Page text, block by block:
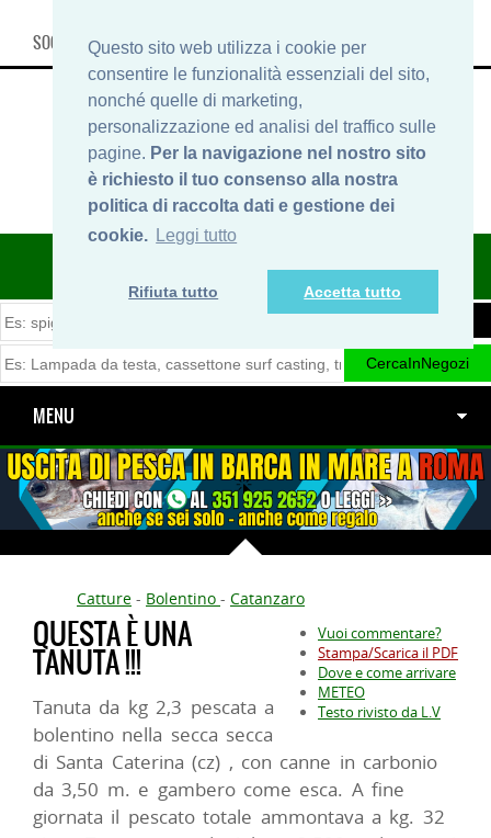
Questo sito web utilizza i cookie per
consentire le funzionalità essenziali del sito,
nonché quelle di marketing,
personalizzazione ed analisi del traffico sulle
pagine. Per la navigazione nel nostro sito
è richiesto il tuo consenso alla nostra
politica di raccolta dati e gestione dei
cookie. Leggi tutto
Rifiuta tutto Accetta tutto
SOCIAL, INFO & SHOP
ITINERARIDIPESCA.IT
MENU
Catture - Bolentino - Catanzaro
Vuoi commentare?
Stampa/Scarica il PDF
Dove e come arrivare
METEO
Testo rivisto da L.V
QUESTA È UNA
TANUTA !!!
Tanuta da kg 2,3 pescata a
bolentino nella secca secca
di Santa Caterina (cz) , con canne in carbonio
da 3,50 m. e gambero come esca. A fine
giornata il pescato totale ammontava a kg. 32